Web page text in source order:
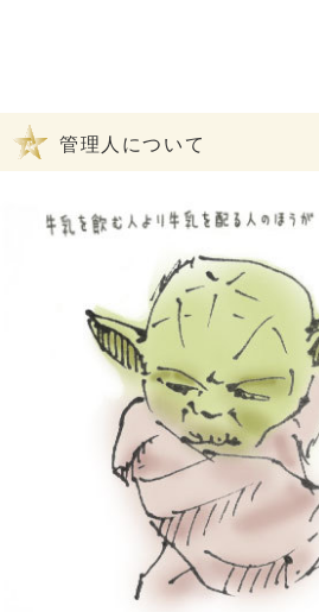
管理人について